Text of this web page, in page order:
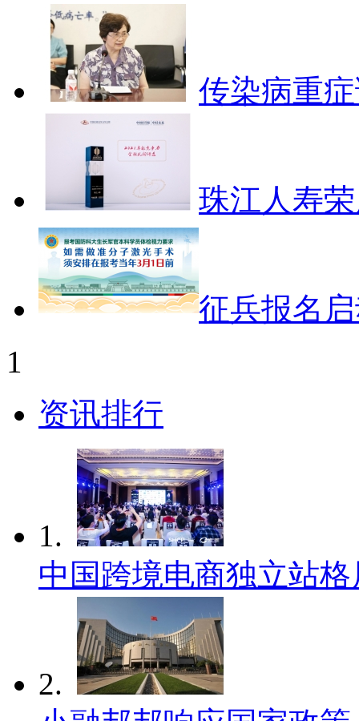
传染病重
珠江人寿
征兵报名
1
资讯排行
1.
中国跨境电商独立站格
2.